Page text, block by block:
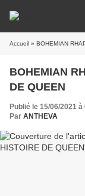
Accueil » BOHEMIAN
BOHEMIAN
DE QUEEN
Publié le 15/06/2021 à
Par ANTHEVA